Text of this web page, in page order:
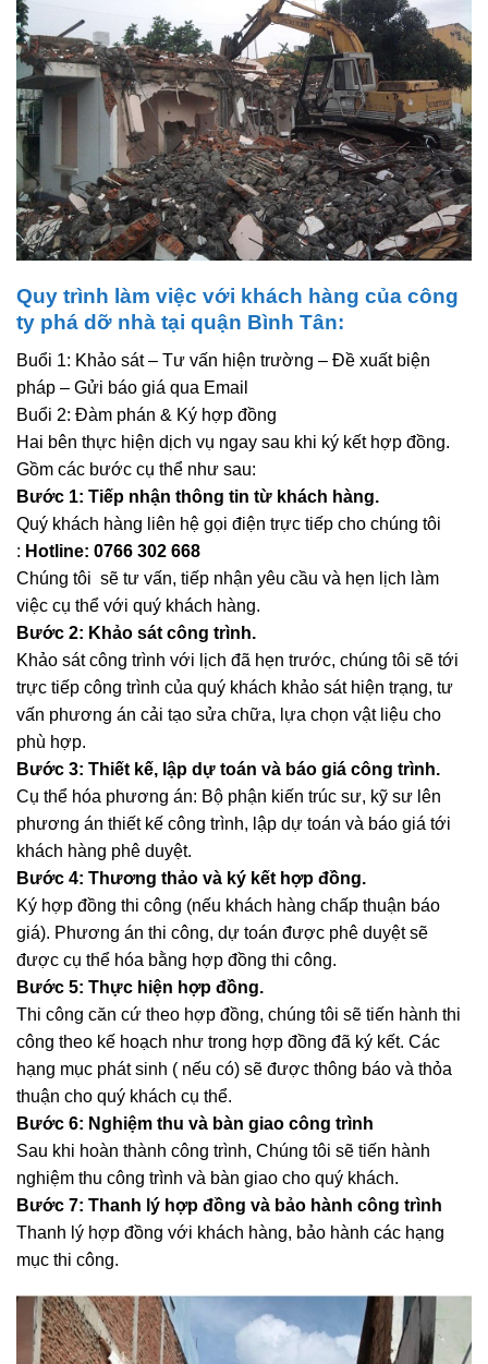
Quy trình làm việc với khách hàng của công
ty phá dỡ nhà tại quận Bình Tân:
Buổi 1: Khảo sát – Tư vấn hiện trường – Đề xuất biện
pháp – Gửi báo giá qua Email
Buổi 2: Đàm phán & Ký hợp đồng
Hai bên thực hiện dịch vụ ngay sau khi ký kết hợp đồng.
Gồm các bước cụ thể như sau:
Bước 1: Tiếp nhận thông tin từ khách hàng.
Quý khách hàng liên hệ gọi điện trực tiếp cho chúng tôi
: Hotline: 0766 302 668
Chúng tôi sẽ tư vấn, tiếp nhận yêu cầu và hẹn lịch làm
việc cụ thể với quý khách hàng.
Bước 2: Khảo sát công trình.
Khảo sát công trình với lịch đã hẹn trước, chúng tôi sẽ tới
trực tiếp công trình của quý khách khảo sát hiện trạng, tư
vấn phương án cải tạo sửa chữa, lựa chọn vật liệu cho
phù hợp.
Bước 3: Thiết kế, lập dự toán và báo giá công trình.
Cụ thể hóa phương án: Bộ phận kiến trúc sư, kỹ sư lên
phương án thiết kế công trình, lập dự toán và báo giá tới
khách hàng phê duyệt.
Bước 4: Thương thảo và ký kết hợp đồng.
Ký hợp đồng thi công (nếu khách hàng chấp thuận báo
giá). Phương án thi công, dự toán được phê duyệt sẽ
được cụ thể hóa bằng hợp đồng thi công.
Bước 5: Thực hiện hợp đồng.
Thi công căn cứ theo hợp đồng, chúng tôi sẽ tiến hành thi
công theo kế hoạch như trong hợp đồng đã ký kết. Các
hạng mục phát sinh ( nếu có) sẽ được thông báo và thỏa
thuận cho quý khách cụ thể.
Bước 6: Nghiệm thu và bàn giao công trình
Sau khi hoàn thành công trình, Chúng tôi sẽ tiến hành
nghiệm thu công trình và bàn giao cho quý khách.
Bước 7: Thanh lý hợp đồng và bảo hành công trình
Thanh lý hợp đồng với khách hàng, bảo hành các hạng
mục thi công.